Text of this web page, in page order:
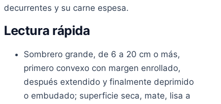
decurrentes y su carne espesa.
Lectura rápida
Sombrero grande, de 6 a 20 cm o más,
primero convexo con margen enrollado,
después extendido y finalmente deprimido
o embudado; superficie seca, mate, lisa a